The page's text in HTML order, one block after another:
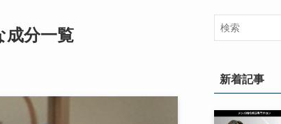
成分一覧
新着記事